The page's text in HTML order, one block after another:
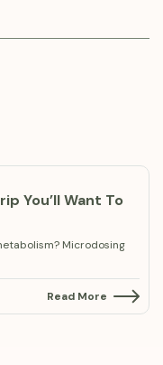
You’ll Want To
Microdosing
Read More